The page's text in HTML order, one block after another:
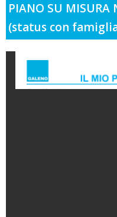
PIANO SU MISURA
(status con